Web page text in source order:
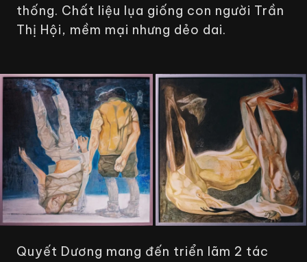
thống. Chất liệu lụa giống con người Trần
Thị Hội, mềm mại nhưng dẻo dai.
Quyết Dương mang đến triển lãm 2 tác